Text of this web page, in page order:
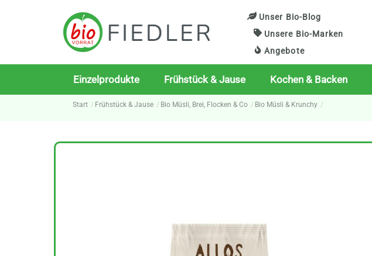
Unser Bio-Blog
Unsere Bio-Marken
Angebote
Einzelprodukte Frühstück & Jause Kochen & Backen
Start Frühstück & Jause Bio Müsli, Brei, Flocken & Co Bio Müsli & Krunchy